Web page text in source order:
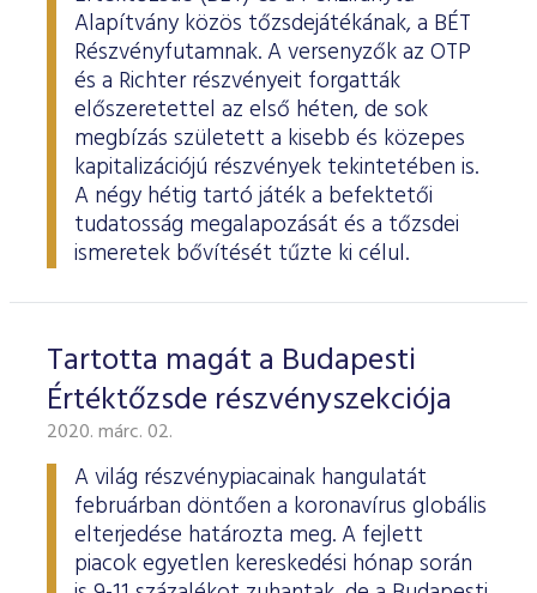
Alapítvány közös tőzsdejátékának, a BÉT
Részvényfutamnak. A versenyzők az OTP
és a Richter részvényeit forgatták
előszeretettel az első héten, de sok
megbízás született a kisebb és közepes
kapitalizációjú részvények tekintetében is.
A négy hétig tartó játék a befektetői
tudatosság megalapozását és a tőzsdei
ismeretek bővítését tűzte ki célul.
Tartotta magát a Budapesti
Értéktőzsde részvényszekciója
2020. márc. 02.
A világ részvénypiacainak hangulatát
februárban döntően a koronavírus globális
elterjedése határozta meg. A fejlett
piacok egyetlen kereskedési hónap során